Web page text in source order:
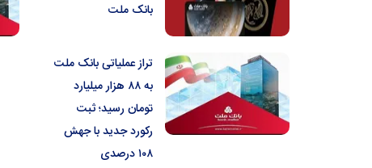
بانک ملت
تراز عملیاتی بانک ملت
به ۸۸ هزار میلیارد
تومان رسید؛ ثبت
رکورد جدید با جهش
۱۰۸ درصدی